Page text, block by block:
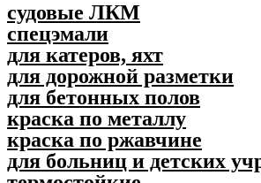
судовые ЛКМ
спецэмали
для катеров, яхт
для дорожной разметки
для бетонных полов
краска по металлу
краска по ржавчине
для больниц и детских